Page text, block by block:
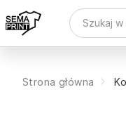
Strona główna